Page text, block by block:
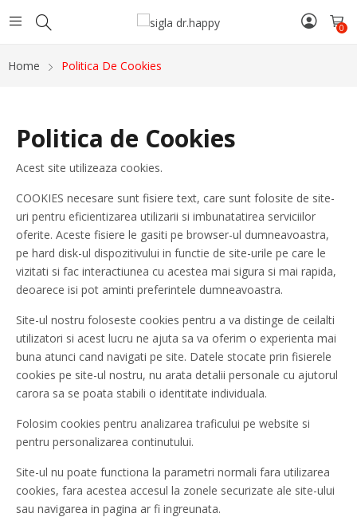
0
Home Politica De Cookies
Politica de Cookies
Acest site utilizeaza cookies.
COOKIES necesare sunt fisiere text, care sunt folosite de site-
uri pentru eficientizarea utilizarii si imbunatatirea serviciilor
oferite. Aceste fisiere le gasiti pe browser-ul dumneavoastra,
pe hard disk-ul dispozitivului in functie de site-urile pe care le
vizitati si fac interactiunea cu acestea mai sigura si mai rapida,
deoarece isi pot aminti preferintele dumneavoastra.
Site-ul nostru foloseste cookies pentru a va distinge de ceilalti
utilizatori si acest lucru ne ajuta sa va oferim o experienta mai
buna atunci cand navigati pe site. Datele stocate prin fisierele
cookies pe site-ul nostru, nu arata detalii personale cu ajutorul
carora sa se poata stabili o identitate individuala.
Folosim cookies pentru analizarea traficului pe website si
pentru personalizarea continutului.
Site-ul nu poate functiona la parametri normali fara utilizarea
cookies, fara acestea accesul la zonele securizate ale site-ului
sau navigarea in pagina ar fi ingreunata.